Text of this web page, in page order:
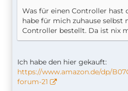
Was für einen Controller hast
habe für mich zuhause selbst
Controller bestellt. Da ist nix
Ich habe den hier gekauft:
https://www.amazon.de/dp/
forum-21